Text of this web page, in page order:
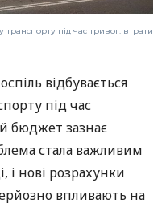
під час тривог: втрати
відбувається
під час
бюджет зазнає
стала важливим
і нові розрахунки
впливають на